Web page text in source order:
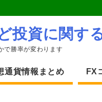
投資に関す
で勝率が変わります
通貨情報まとめ FX